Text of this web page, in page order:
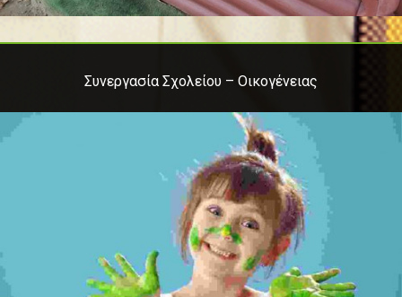
Συνεργασία Σχολείου – Οικογένειας